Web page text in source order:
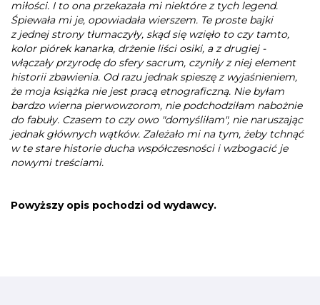
miłości. I to ona przekazała mi niektóre z tych legend.
Śpiewała mi je, opowiadała wierszem. Te proste bajki
z jednej strony tłumaczyły, skąd się wzięło to czy tamto,
kolor piórek kanarka, drżenie liści osiki, a z drugiej -
włączały przyrodę do sfery sacrum, czyniły z niej element
historii zbawienia. Od razu jednak spieszę z wyjaśnieniem,
że moja książka nie jest pracą etnograficzną. Nie byłam
bardzo wierna pierwowzorom, nie podchodziłam nabożnie
do fabuły. Czasem to czy owo "domyśliłam", nie naruszając
jednak głównych wątków. Zależało mi na tym, żeby tchnąć
w te stare historie ducha współczesności i wzbogacić je
nowymi treściami.
Powyższy opis pochodzi od wydawcy.